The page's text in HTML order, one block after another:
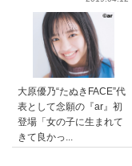
大原優乃“たぬきFACE”代
表として念願の『ar』初
登場「女の子に生まれて
きて良かっ...